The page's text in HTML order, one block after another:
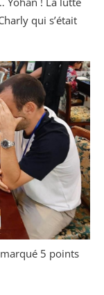
qui s’était
5 points